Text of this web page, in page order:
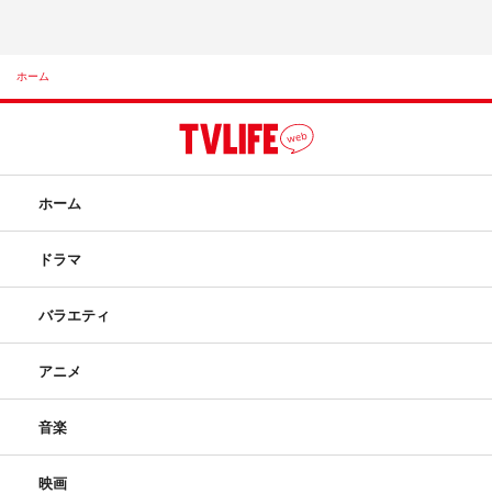
ホーム
ホーム
ドラマ
バラエティ
アニメ
音楽
映画